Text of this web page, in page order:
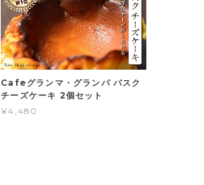
Cafeグランマ・グランパ バスク
チーズケーキ 2個セット
¥4,480